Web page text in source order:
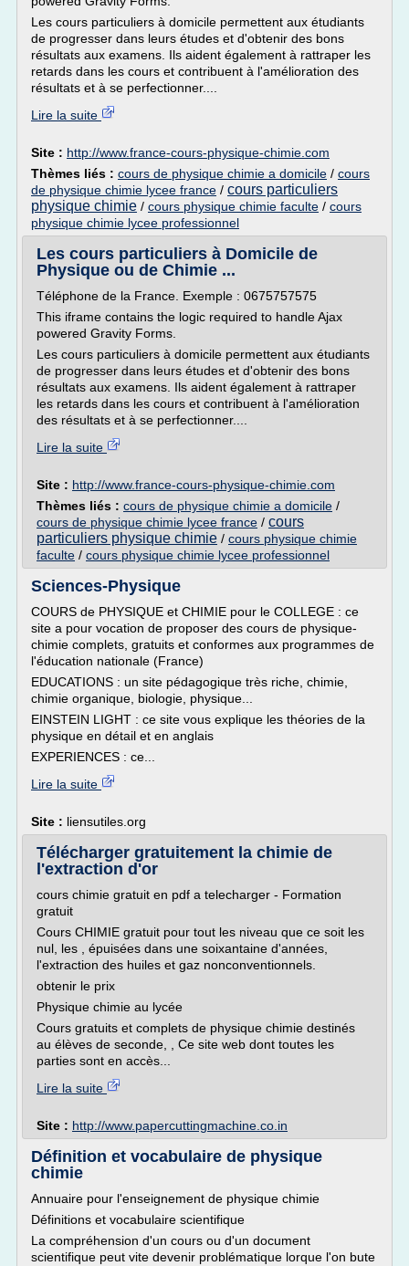
Les cours particuliers à domicile permettent aux étudiants
de progresser dans leurs études et d'obtenir des bons
résultats aux examens. Ils aident également à rattraper les
retards dans les cours et contribuent à l'amélioration des
résultats et à se perfectionner....
Lire la suite
Site : http://www.france-cours-physique-chimie.com
Thèmes liés : cours de physique chimie a domicile / cours
de physique chimie lycee france / cours particuliers
physique chimie / cours physique chimie faculte / cours
physique chimie lycee professionnel
Les cours particuliers à Domicile de
Physique ou de Chimie ...
Téléphone de la France. Exemple : 0675757575
This iframe contains the logic required to handle Ajax
powered Gravity Forms.
Les cours particuliers à domicile permettent aux étudiants
de progresser dans leurs études et d'obtenir des bons
résultats aux examens. Ils aident également à rattraper
les retards dans les cours et contribuent à l'amélioration
des résultats et à se perfectionner....
Lire la suite
Site : http://www.france-cours-physique-chimie.com
Thèmes liés : cours de physique chimie a domicile /
cours de physique chimie lycee france / cours
particuliers physique chimie / cours physique chimie
faculte / cours physique chimie lycee professionnel
Sciences-Physique
COURS de PHYSIQUE et CHIMIE pour le COLLEGE : ce
site a pour vocation de proposer des cours de physique-
chimie complets, gratuits et conformes aux programmes de
l'éducation nationale (France)
EDUCATIONS : un site pédagogique très riche, chimie,
chimie organique, biologie, physique...
EINSTEIN LIGHT : ce site vous explique les théories de la
physique en détail et en anglais
EXPERIENCES : ce...
Lire la suite
Site : liensutiles.org
Télécharger gratuitement la chimie de
l'extraction d'or
cours chimie gratuit en pdf a telecharger - Formation
gratuit
Cours CHIMIE gratuit pour tout les niveau que ce soit les
nul, les , épuisées dans une soixantaine d'années,
l'extraction des huiles et gaz nonconventionnels.
obtenir le prix
Physique chimie au lycée
Cours gratuits et complets de physique chimie destinés
au élèves de seconde, , Ce site web dont toutes les
parties sont en accès...
Lire la suite
Site : http://www.papercuttingmachine.co.in
Définition et vocabulaire de physique
chimie
Annuaire pour l'enseignement de physique chimie
Définitions et vocabulaire scientifique
La compréhension d'un cours ou d'un document
scientifique peut vite devenir problématique lorque l'on bute